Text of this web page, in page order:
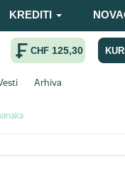
KREDITI
CHF 125,30
Arhiva